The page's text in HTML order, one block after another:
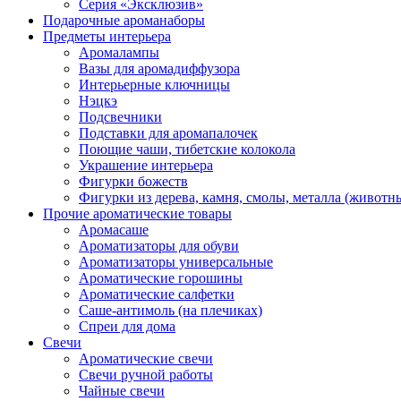
Серия «Эксклюзив»
Подарочные ароманаборы
Предметы интерьера
Аромалампы
Вазы для аромадиффузора
Интерьерные ключницы
Нэцкэ
Подсвечники
Подставки для аромапалочек
Поющие чаши, тибетские колокола
Украшение интерьера
Фигурки божеств
Фигурки из дерева, камня, смолы, металла
Прочие ароматические товары
Аромасаше
Ароматизаторы для обуви
Ароматизаторы универсальные
Ароматические горошины
Ароматические салфетки
Саше-антимоль (на плечиках)
Спреи для дома
Свечи
Ароматические свечи
Свечи ручной работы
Чайные свечи